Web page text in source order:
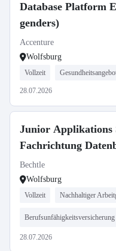
Database Platform
genders)
Accenture
Wolfsburg
Vollzeit
28.07.2026
Junior Applikations
Fachrichtung
Bechtle
Wolfsburg
Vollzeit Nachhaltiger
Berufsunfähigkeitsversicherung
28.07.2026